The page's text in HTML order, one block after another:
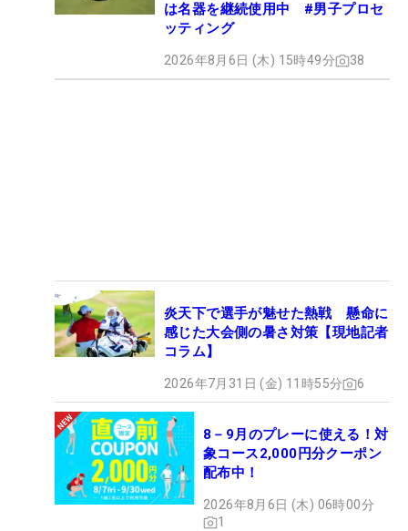
は名器を継続使用中 #男子プロセ
ッティング
2026年8月6日 (木) 15時49分 38
炎天下で選手が魅せた熱戦 懸命に
感じた大会側の暑さ対策【現地記者
コラム】
2026年7月31日 (金) 11時55分 6
8－9月のプレーに使える！対
象コース2,000円分クーポン
配布中！
2026年8月6日 (木) 06時00分
1